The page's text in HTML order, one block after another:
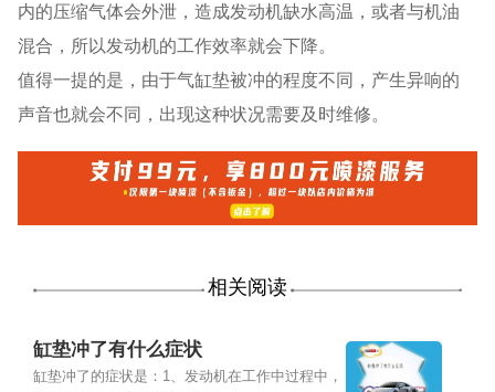
内的压缩气体会外泄，造成发动机缺水高温，或者与机油
混合，所以发动机的工作效率就会下降。
值得一提的是，由于气缸垫被冲的程度不同，产生异响的
声音也就会不同，出现这种状况需要及时维修。
相关阅读
缸垫冲了有什么症状
缸垫冲了的症状是：1、发动机在工作中过程中，